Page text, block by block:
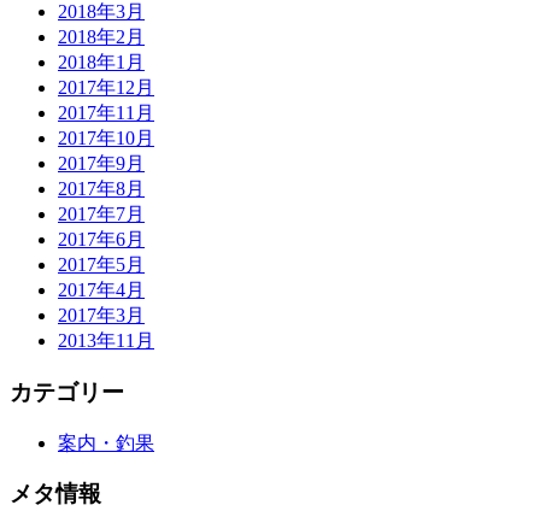
2018年3月
2018年2月
2018年1月
2017年12月
2017年11月
2017年10月
2017年9月
2017年8月
2017年7月
2017年6月
2017年5月
2017年4月
2017年3月
2013年11月
カテゴリー
案内・釣果
メタ情報